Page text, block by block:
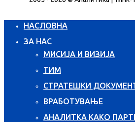
НАСЛОВНА
ЗА НАС
МИСИЈА И ВИЗИЈА
ТИМ
СТРАТЕШКИ
ВРАБОТУВАЊЕ
АНАЛИТКА КАКО